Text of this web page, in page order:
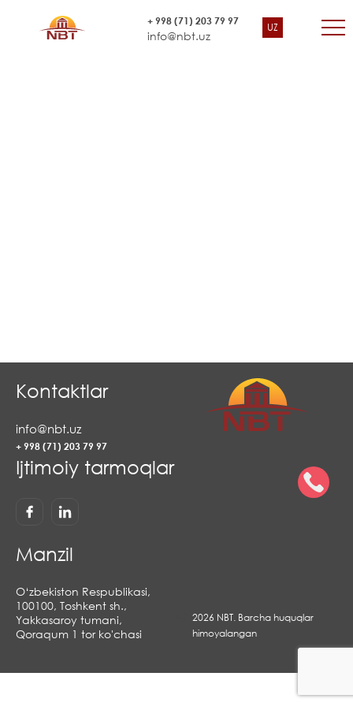
UZ
+ 998 (71) 203 79 97
info@nbt.uz
samaradorligi auditi
Yevropa Tiklanish va Taraqqiyot Banki
Kontaktlar
info@nbt.uz
+ 998 (71) 203 79 97
Ijtimoiy tarmoqlar
Manzil
O‘zbekiston Respublikasi,
100100, Toshkent sh.,
Yakkasaroy tumani,
Qoraqum 1 tor ko'chasi
2026 NBT. Barcha huquqlar
himoyalangan